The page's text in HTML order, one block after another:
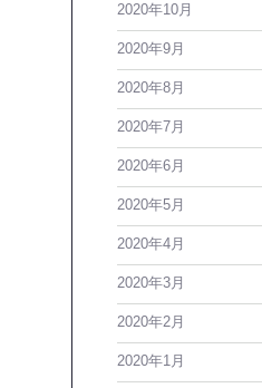
2020年10月
2020年9月
2020年8月
2020年7月
2020年6月
2020年5月
2020年4月
2020年3月
2020年2月
2020年1月